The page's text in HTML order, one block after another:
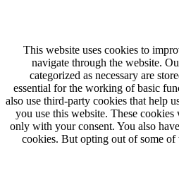
This website uses cookies to
navigate through the website.
categorized as necessary are
essential for the working of basic
also use third-party cookies that help
you use this website. These
only with your consent. You also
cookies. But opting out of some of